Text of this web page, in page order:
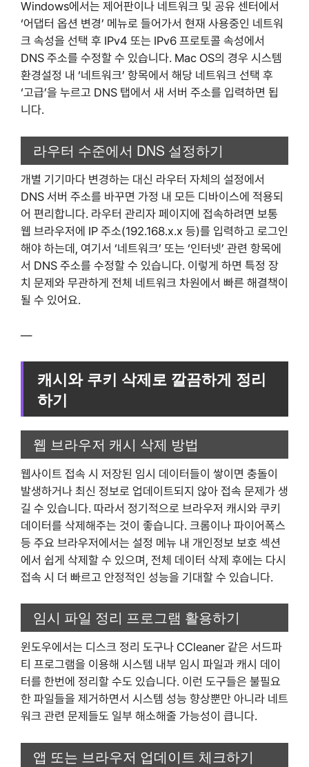
Windows에서는 제어판이나 네트워크 및 공유 센터에서
‘어댑터 옵션 변경’ 메뉴로 들어가서 현재 사용중인 네트워
크 속성을 선택 후 IPv4 또는 IPv6 프로토콜 속성에서
DNS 주소를 수정할 수 있습니다. Mac OS의 경우 시스템
환경설정 내 ‘네트워크’ 항목에서 해당 네트워크 선택 후
‘고급’을 누르고 DNS 탭에서 새 서버 주소를 입력하면 됩
니다.
라우터 수준에서 DNS 설정하기
개별 기기마다 변경하는 대신 라우터 자체의 설정에서
DNS 서버 주소를 바꾸면 가정 내 모든 디바이스에 적용되
어 편리합니다. 라우터 관리자 페이지에 접속하려면 보통
웹 브라우저에 IP 주소(192.168.x.x 등)를 입력하고 로그인
해야 하는데, 여기서 ‘네트워크’ 또는 ‘인터넷’ 관련 항목에
서 DNS 주소를 수정할 수 있습니다. 이렇게 하면 특정 장
치 문제와 무관하게 전체 네트워크 차원에서 빠른 해결책이
될 수 있어요.
—
캐시와 쿠키 삭제로 깔끔하게 정리
하기
웹 브라우저 캐시 삭제 방법
웹사이트 접속 시 저장된 임시 데이터들이 쌓이면 충돌이
발생하거나 최신 정보로 업데이트되지 않아 접속 문제가 생
길 수 있습니다. 따라서 정기적으로 브라우저 캐시와 쿠키
데이터를 삭제해주는 것이 좋습니다. 크롬이나 파이어폭스
등 주요 브라우저에서는 설정 메뉴 내 개인정보 보호 섹션
에서 쉽게 삭제할 수 있으며, 전체 데이터 삭제 후에는 다시
접속 시 더 빠르고 안정적인 성능을 기대할 수 있습니다.
임시 파일 정리 프로그램 활용하기
윈도우에서는 디스크 정리 도구나 CCleaner 같은 서드파
티 프로그램을 이용해 시스템 내부 임시 파일과 캐시 데이
터를 한번에 정리할 수도 있습니다. 이런 도구들은 불필요
한 파일들을 제거하면서 시스템 성능 향상뿐만 아니라 네트
워크 관련 문제들도 일부 해소해줄 가능성이 큽니다.
앱 또는 브라우저 업데이트 체크하기